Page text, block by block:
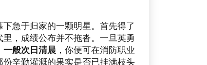
急于归家的一颗明星。首先得了
，成绩公布并不拖沓。一旦英勇
一般次日清晨 ，你便可在消防职业
辛勤灌溉的果实是否已挂满枝头